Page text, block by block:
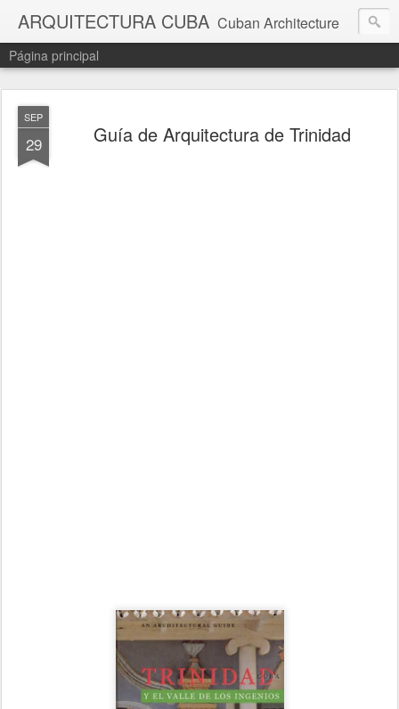
ARQUITECTURA CUBA Cuban Architecture
Página principal
SEP
29 Guía de Arquitectura de Trinidad